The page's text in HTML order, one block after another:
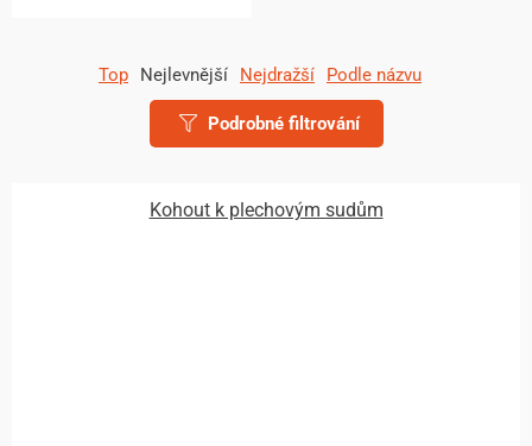
Top Nejlevnější Nejdražší Podle názvu
Podrobné filtrování
Kohout k plechovým sudům